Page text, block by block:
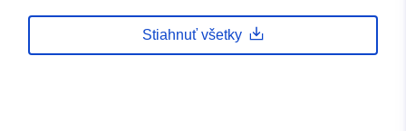
Stiahnuť všetky